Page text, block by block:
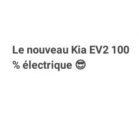
Le nouveau Kia EV2 100
% électrique 😎